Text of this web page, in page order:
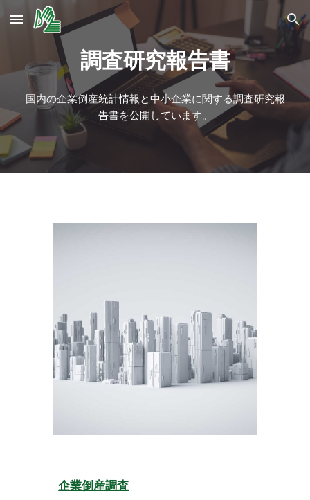
Skip to main content Skip to navigation
調査研究報告書
国内の企業倒産統計情報と中小企業に関する調査研究報
告書を公開しています。
企業倒産調査